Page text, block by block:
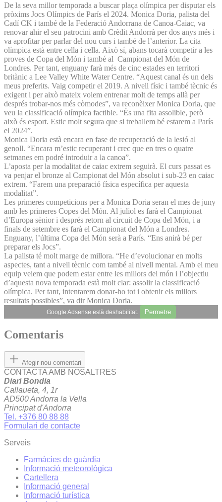
De la seva millor temporada a buscar plaça olímpica per disputar els
pròxims Jocs Olímpics de París el 2024. Monica Doria, palista del
Cadí CK i també de la Federació Andorrana de Canoa-Caiac, va
renovar ahir el seu patrocini amb Crèdit Andorrà per dos anys més i
va aprofitar per parlar del nou curs i també de l’anterior. La cita
olímpica està entre cella i cella. Això sí, abans tocarà competir a les
proves de Copa del Món i també al Campionat del Món de
Londres. Per tant, enguany farà més de cinc estades en territori
britànic a Lee Valley White Water Centre. “Aquest canal és un dels
meus preferits. Vaig competir el 2019. A nivell físic i també tècnic és
exigent i per això mateix volem entrenar molt de temps allà per
després trobar-nos més còmodes”, va reconèixer Monica Doria, que
veu la classificació olímpica factible. “És una fita assolible, però
això és esport. Estic molt segura que si treballem bé estarem a París
el 2024”.
Monica Doria està encara en fase de recuperació de la lesió al
genoll. “Encara m’estic recuperant i crec que en tres o quatre
setmanes em podré introduir a la canoa”.
L’aposta per la modalitat de caiac extrem seguirà. El curs passat es
va penjar el bronze al Campionat del Món absolut i sub-23 en caiac
extrem. “Farem una preparació física específica per aquesta
modalitat”.
Les primeres competicions per a Monica Doria seran el mes de juny
amb les primeres Copes del Món. Al juliol es farà el Campionat
d’Europa sènior i després retorn al circuit de Copa del Món, i a
finals de setembre es farà el Campionat del Món a Londres.
Enguany, l’última Copa del Món serà a París. “Ens anirà bé per
preparar els Jocs”.
La palista té molt marge de millora. “He d’evolucionar en molts
aspectes, tant a nivell tècnic com també al nivell mental. Amb el meu
equip veiem que podem estar entre les millors del món i l’objectiu
d’aquesta nova temporada està molt clar: assolir la classificació
olímpica. Per tant, intentarem donar-ho tot i obtenir els millors
resultats possibles”, va dir Monica Doria.
Google Adsense està deshabilitat. Permetre
Comentaris
Afegir nou comentari
CONTACTA AMB NOSALTRES
Diari Bondia
Callaueta, 4, 1r
AD500 Andorra la Vella
Principat d'Andorra
Tel. +376 80 88 88
Formulari de contacte
Serveis
Farmàcies de guàrdia
Informació meteorològica
Cartellera
Informació general
Informació turística